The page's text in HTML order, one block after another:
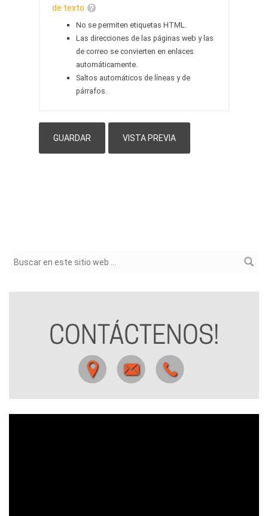
de texto
No se permiten etiquetas HTML.
Las direcciones de las páginas web y las
de correo se convierten en enlaces
automáticamente.
Saltos automáticos de líneas y de
párrafos.
Formulario de búsqueda